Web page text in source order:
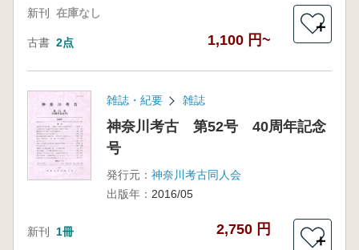
新刊 在庫なし
古書 2点 1,100 円~
＋
雑誌・紀要 雑誌
神奈川考古 第52号 40周年記念
号
発行元： 神奈川考古同人会
出版年： 2016/05
新刊 1冊 2,750 円
＋